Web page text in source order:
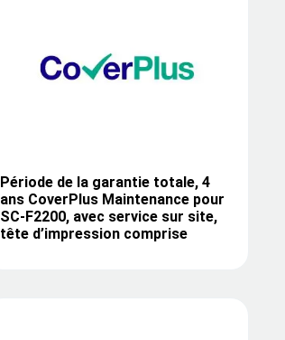
Période de la garantie totale, 4
ans CoverPlus Maintenance pour
SC-F2200, avec service sur site,
tête d’impression comprise